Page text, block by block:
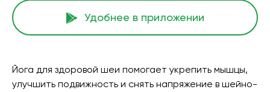
Удобнее в приложении
Йога для здоровой шеи помогает укрепить мышцы,
улучшить подвижность и снять напряжение в шейно-